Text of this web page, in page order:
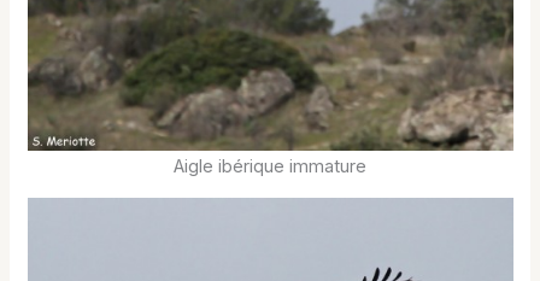
Aigle ibérique immature